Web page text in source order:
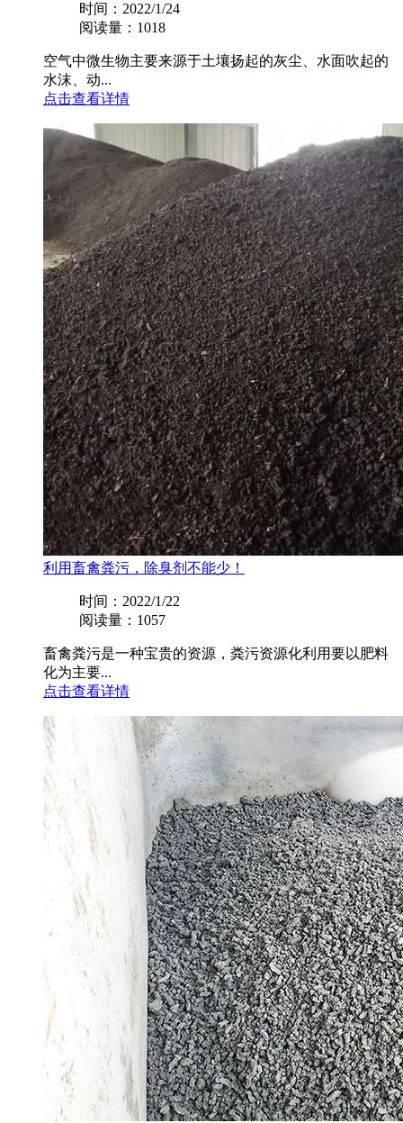
时间：2022/1/24
阅读量：1018
空气中微生物主要来源于土壤扬起的灰尘、水面吹起的
水沫、动...
点击查看详情
利用畜禽粪污，除臭剂不能少！
时间：2022/1/22
阅读量：1057
畜禽粪污是一种宝贵的资源，粪污资源化利用要以肥料
化为主要...
点击查看详情